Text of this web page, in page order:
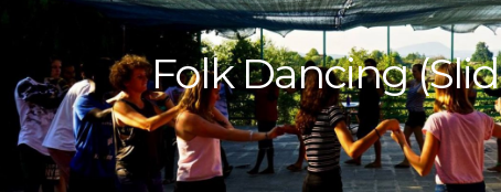
Folk Dancing